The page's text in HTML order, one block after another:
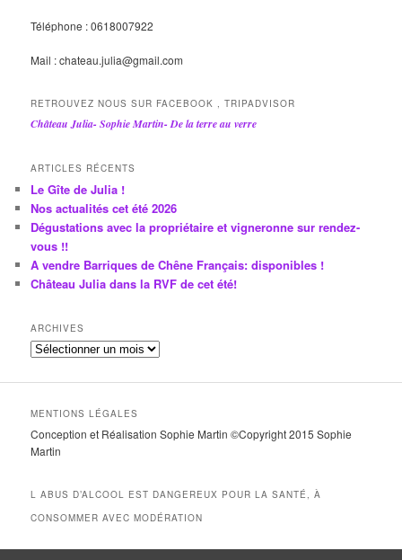
Téléphone : 0618007922
Mail : chateau.julia@gmail.com
RETROUVEZ NOUS SUR FACEBOOK , TRIPADVISOR
Château Julia- Sophie Martin- De la terre au verre
ARTICLES RÉCENTS
Le Gîte de Julia !
Nos actualités cet été 2026
Dégustations avec la propriétaire et vigneronne sur rendez-
vous !!
A vendre Barriques de Chêne Français: disponibles !
Château Julia dans la RVF de cet été!
ARCHIVES
A
c
i
v
e
MENTIONS LÉGALES
Conception et Réalisation Sophie Martin ©Copyright 2015 Sophie
Martin
L ABUS D’ALCOOL EST DANGEREUX POUR LA SANTÉ, À
CONSOMMER AVEC MODÉRATION